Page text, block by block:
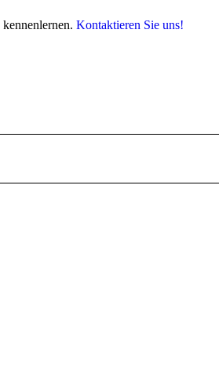
Kontaktieren Sie uns!